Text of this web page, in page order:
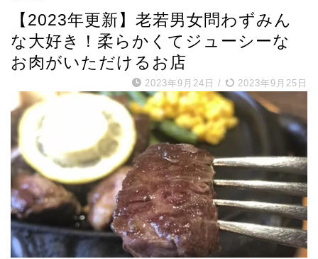
【2023年更新】老若男女問わずみん
な大好き！柔らかくてジューシーな
お肉がいただけるお店
2023年9月24日 / 2023年9月25日